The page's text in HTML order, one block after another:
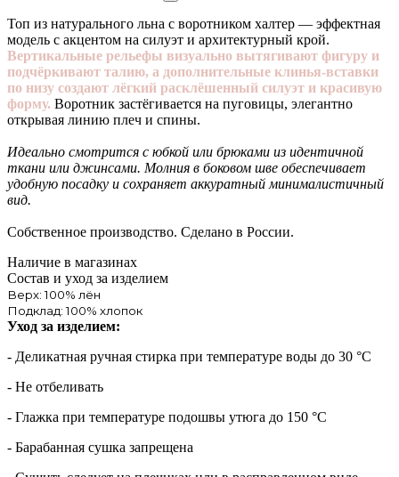
Топ из натурального льна с воротником халтер — эффектная
модель с акцентом на силуэт и архитектурный крой.
Вертикальные рельефы визуально вытягивают фигуру и
подчёркивают талию, а дополнительные клинья-вставки
по низу создают лёгкий расклёшенный силуэт и красивую
форму. Воротник застёгивается на пуговицы, элегантно
открывая линию плеч и спины.
Идеально смотрится с юбкой или брюками из идентичной
ткани или джинсами. Молния в боковом шве обеспечивает
удобную посадку и сохраняет аккуратный минималистичный
вид.
Собственное производство. Сделано в России.
Наличие в магазинах
Состав и уход за изделием
Верх: 100% лён
Подклад: 100% хлопок
Уход за изделием:
- Деликатная ручная стирка при температуре воды до 30 °C
- Не отбеливать
- Глажка при температуре подошвы утюга до 150 °C
- Барабанная сушка запрещена